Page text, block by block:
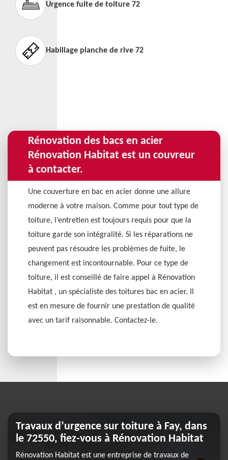
Urgence fuite de toiture 72
Habillage planche de rive 72
Rénovation des bacs en acier
Rénovation Habitat est un couvreur
à contacter.
Une couverture en bac en acier donne une allure
moderne à votre maison. Comme pour tout type de
toiture, l’entretien est toujours requis pour que la
toiture garde son intégralité. Si les réparations ne
peuvent pas résoudre les problèmes de fuite, le
changement est incontournable. Pour ce type de
toiture, il est conseillé de faire appel à Rénovation
Habitat , un spécialiste des toitures bac en acier. Il
est en mesure de fournir une prestation de qualité
avec un tarif raisonnable. Contactez-le.
Travaux d’urgence sur toiture à Fay, dans
le 72550, fiez-vous à Rénovation Habitat
Rénovation Habitat est une entreprise de travaux de